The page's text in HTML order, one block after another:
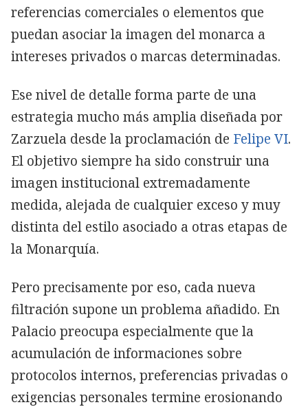
referencias comerciales o elementos que
puedan asociar la imagen del monarca a
intereses privados o marcas determinadas.
Ese nivel de detalle forma parte de una
estrategia mucho más amplia diseñada por
Zarzuela desde la proclamación de Felipe VI.
El objetivo siempre ha sido construir una
imagen institucional extremadamente
medida, alejada de cualquier exceso y muy
distinta del estilo asociado a otras etapas de
la Monarquía.
Pero precisamente por eso, cada nueva
filtración supone un problema añadido. En
Palacio preocupa especialmente que la
acumulación de informaciones sobre
protocolos internos, preferencias privadas o
exigencias personales termine erosionando